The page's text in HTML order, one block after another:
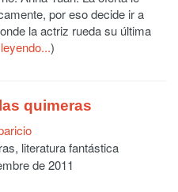
por eso decide ir a
la actriz rueda su última
)
quimeras
literatura fantástica
de 2011